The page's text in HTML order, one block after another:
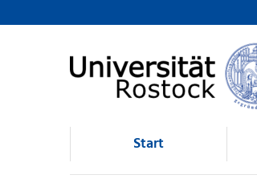
Browsen
direkt zum Inhalt
Start